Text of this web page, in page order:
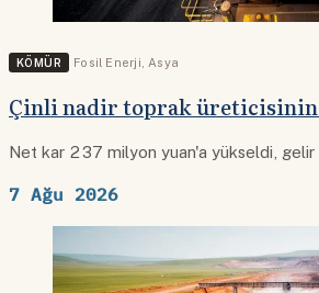
KÖMÜR Fosil Enerji Asya
Çinli nadir toprak üreticisinin
Net kar 237 milyon yuan'a yükseldi,
7 Ağu 2026